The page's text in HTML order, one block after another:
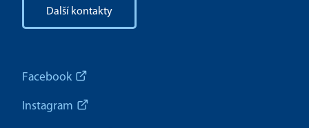
Další kontakty
Facebook
Instagram